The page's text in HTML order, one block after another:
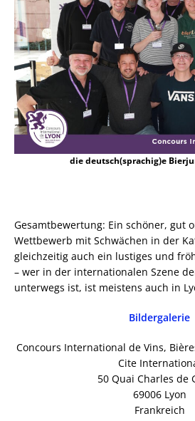
die deutsch(sprachig)e
Gesamtbewertung: Ein schöner, gut
Wettbewerb mit Schwächen in der
gleichzeitig auch ein lustiges und
– wer in der internationalen Szene
unterwegs ist, ist meistens auch in
Bildergalerie
Concours International de Vins,
Cite
50 Quai Charles de
69006 Lyon
Frankreich